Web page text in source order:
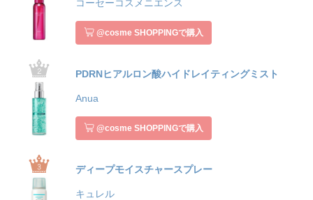
コーセーコスメニエンス
@cosme SHOPPINGで購入
PDRNヒアルロン酸ハイドレイティングミスト
Anua
@cosme SHOPPINGで購入
ディープモイスチャースプレー
キュレル